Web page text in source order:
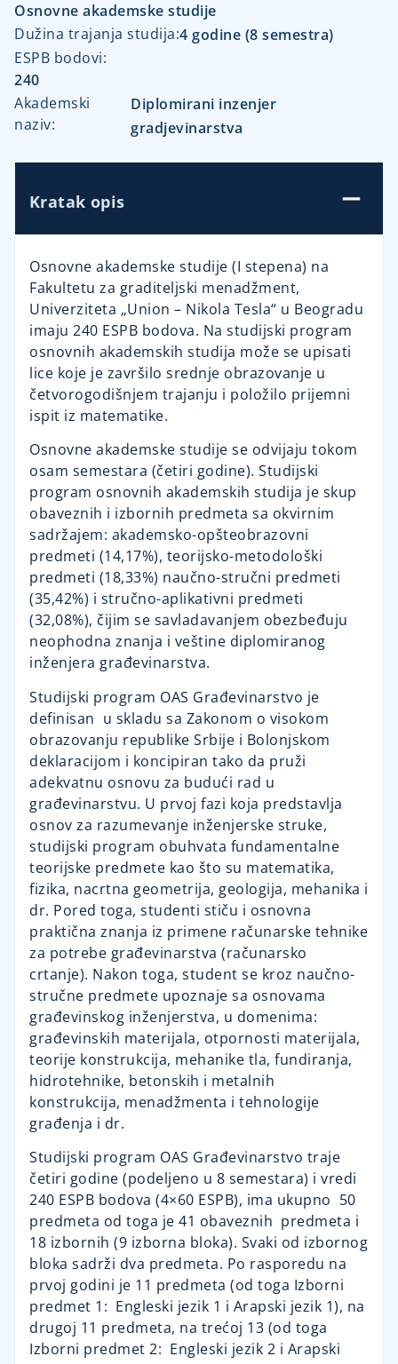
Osnovne akademske studije
Dužina trajanja studija:​4 godine (8 semestra)
ESPB bodovi:
240
Akademski
naziv:
Diplomirani inzenjer
gradjevinarstva
Kratak opis
Osnovne akademske studije (I stepena) na
Fakultetu za graditeljski menadžment,
Univerziteta „Union – Nikola Tesla“ u Beogradu
imaju 240 ESPB bodova. Na studijski program
osnovnih akademskih studija može se upisati
lice koje je završilo srednje obrazovanje u
četvorogodišnjem trajanju i položilo prijemni
ispit iz matematike.
Osnovne akademske studije se odvijaju tokom
osam semestara (četiri godine). Studijski
program osnovnih akademskih studija je skup
obaveznih i izbornih predmeta sa okvirnim
sadržajem: akademsko-opšteobrazovni
predmeti (14,17%), teorijsko-metodo­loški
predmeti (18,33%) naučno-stručni predmeti
(35,42%) i stručno-aplika­tivni predmeti
(32,08%), čijim se savladavanjem obezbeđuju
neophodna znanja i veštine diplomiranog
inženjera građevinarstva.
Studijski program OAS Građevinarstvo je
definisan u skladu sa Zakonom o visokom
obrazovanju republike Srbije i Bolonjskom
deklaracijom i koncipiran tako da pruži
adekvatnu osnovu za budući rad u
građevinarstvu. U prvoj fazi koja predstavlja
osnov za razumevanje inženjerske struke,
studijski program obuhvata fundamentalne
teorijske predmete kao što su matematika,
fizika, nacrtna geometrija, geologija, mehanika i
dr. Pored toga, studenti stiču i osnovna
praktična znanja iz primene računarske tehnike
za potrebe građevinarstva (računarsko
crtanje). Nakon toga, student se kroz naučno-
stručne predmete upoznaje sa osnovama
građevinskog inženjerstva, u domenima:
građevinskih materijala, otpornosti materijala,
teorije konstrukcija, mehanike tla, fundiranja,
hidrotehnike, betonskih i metalnih
konstrukcija, menadžmenta i tehnologije
građenja i dr.
Studijski program OAS Građevinarstvo traje
četiri godine (podeljeno u 8 semestara) i vredi
240 ESPB bodova (4×60 ESPB), ima ukupno 50
predmeta od toga je 41 obaveznih predmeta i
18 izbornih (9 izborna bloka). Svaki od izbornog
bloka sadrži dva predmeta. Po rasporedu na
prvoj godini je 11 predmeta (od toga Izborni
predmet 1: Engleski jezik 1 i Arapski jezik 1), na
drugoj 11 predmeta, na trećoj 13 (od toga
Izborni predmet 2: Engleski jezik 2 i Arapski